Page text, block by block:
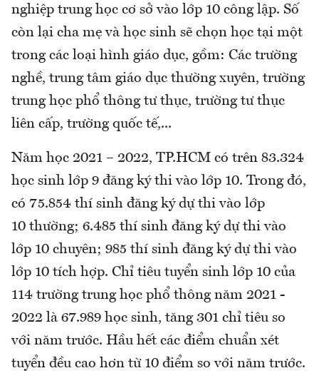
nghiệp trung học cơ sở vào lớp 10 công lập. Số
còn lại cha mẹ và học sinh sẽ chọn học tại một
trong các loại hình giáo dục, gồm: Các trường
nghề, trung tâm giáo dục thường xuyên, trường
trung học phổ thông tư thục, trường tư thục
liên cấp, trường quốc tế,...
Năm học 2021 – 2022, TP.HCM có trên 83.324
học sinh lớp 9 đăng ký thi vào lớp 10. Trong đó,
có 75.854 thí sinh đăng ký dự thi vào lớp
10 thường; 6.485 thí sinh đăng ký dự thi vào
lớp 10 chuyên; 985 thí sinh đăng ký dự thi vào
lớp 10 tích hợp. Chỉ tiêu tuyển sinh lớp 10 của
114 trường trung học phổ thông năm 2021 -
2022 là 67.989 học sinh, tăng 301 chỉ tiêu so
với năm trước. Hầu hết các điểm chuẩn xét
tuyển đều cao hơn từ 10 điểm so với năm trước.